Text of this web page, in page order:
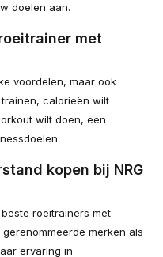
doelen aan.
met
voordelen, maar ook
calorieën wilt
wilt doen, een
kopen bij NRG
roeitrainers met
merken als
ervaring in